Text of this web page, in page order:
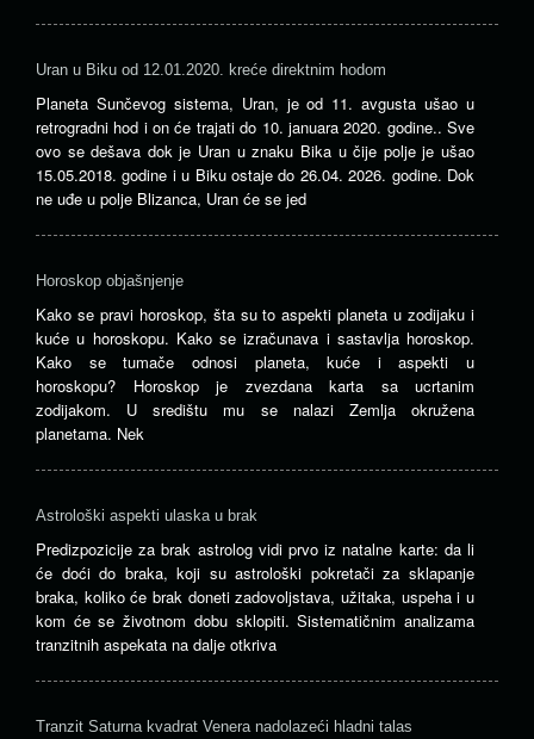
Uran u Biku od 12.01.2020. kreće direktnim hodom
Planeta Sunčevog sistema, Uran, je od 11. avgusta ušao u
retrogradni hod i on će trajati do 10. januara 2020. godine.. Sve
ovo se dešava dok je Uran u znaku Bika u čije polje je ušao
15.05.2018. godine i u Biku ostaje do 26.04. 2026. godine. Dok
ne uđe u polje Blizanca, Uran će se jed
Horoskop objašnjenje
Kako se pravi horoskop, šta su to aspekti planeta u zodijaku i
kuće u horoskopu. Kako se izračunava i sastavlja horoskop.
Kako se tumače odnosi planeta, kuće i aspekti u
horoskopu? Horoskop je zvezdana karta sa ucrtanim
zodijakom. U središtu mu se nalazi Zemlja okružena
planetama. Nek
Astrološki aspekti ulaska u brak
Predizpozicije za brak astrolog vidi prvo iz natalne karte: da li
će doći do braka, koji su astrološki pokretači za sklapanje
braka, koliko će brak doneti zadovoljstava, užitaka, uspeha i u
kom će se životnom dobu sklopiti. Sistematičnim analizama
tranzitnih aspekata na dalje otkriva
Tranzit Saturna kvadrat Venera nadolazeći hladni talas